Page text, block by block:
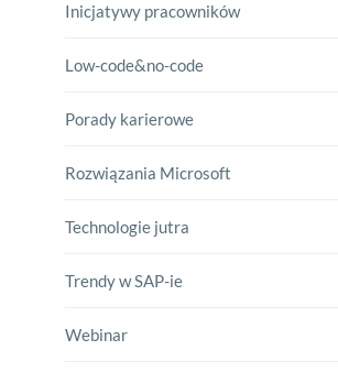
Inicjatywy pracowników
Low-code&no-code
Porady karierowe
Rozwiązania Microsoft
Technologie jutra
Trendy w SAP-ie
Webinar